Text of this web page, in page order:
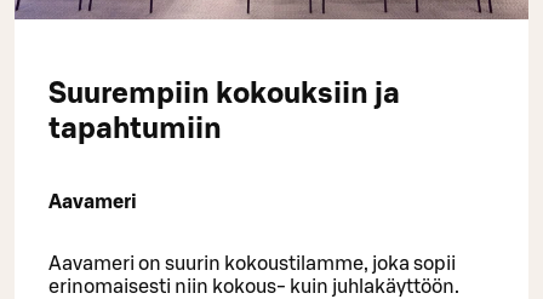
Suurempiin kokouksiin ja
tapahtumiin
Aavameri
Aavameri on suurin kokoustilamme, joka sopii
erinomaisesti niin kokous- kuin juhlakäyttöön.